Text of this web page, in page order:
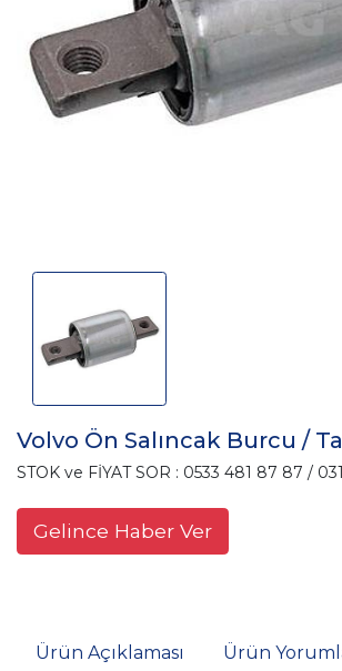
Volvo Ön Salıncak Burcu /
STOK ve FİYAT SOR : 0533 481 87 87 /
Gelince Haber Ver
Ürün Açıklaması Ürün